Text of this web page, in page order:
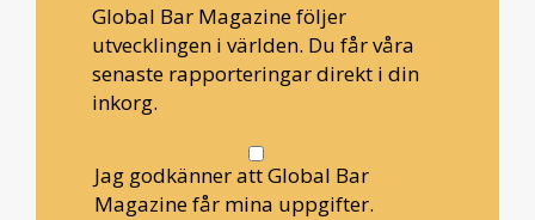
Global Bar Magazine följer
utvecklingen i världen. Du får våra
senaste rapporteringar direkt i din
inkorg.
Jag godkänner att Global Bar
Magazine får mina uppgifter.